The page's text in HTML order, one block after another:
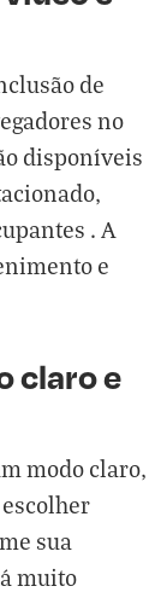
de
no
disponíveis
. A
e
claro e
modo claro,
sua
muito